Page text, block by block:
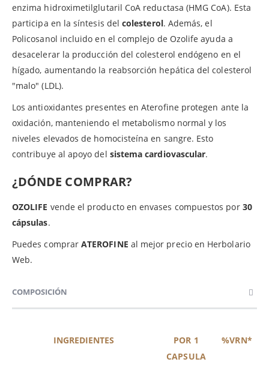
enzima hidroximetilglutaril CoA reductasa (HMG CoA). Esta
participa en la síntesis delcolesterol. Además, el
Policosanol incluido en el complejo de Ozolife ayuda a
desacelerar la producción del colesterol endógeno en el
hígado, aumentando la reabsorción hepática del colesterol
"malo" (LDL).
Los antioxidantes presentes en Aterofine protegen ante la
oxidación, manteniendo el metabolismo normal y los
niveles elevados de homocisteína en sangre. Esto
contribuye al apoyo del sistema cardiovascular.
¿DÓNDE COMPRAR?
OZOLIFE vende el producto en envases compuestos por 30
cápsulas.
Puedes comprarATEROFINE al mejor precio en Herbolario
Web.
COMPOSICIÓN
INGREDIENTES
POR 1
CAPSULA
%VRN*